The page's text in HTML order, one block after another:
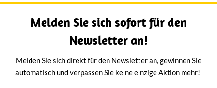
vensterdoos –
Melden Sie sich sofort für den
Newsletter an!
Melden Sie sich direkt für den Newsletter an, gewinnen Sie
automatisch und verpassen Sie keine einzige Aktion mehr!